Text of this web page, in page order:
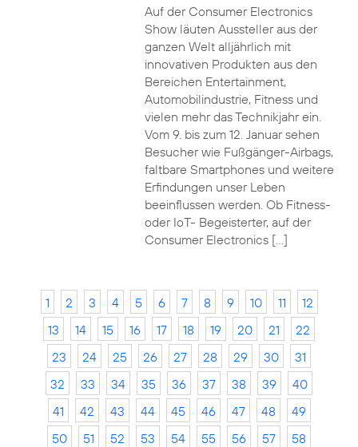
Auf der Consumer Electronics
Show läuten Aussteller aus der
ganzen Welt alljährlich mit
innovativen Produkten aus den
Bereichen Entertainment,
Automobilindustrie, Fitness und
vielen mehr das Technikjahr ein.
Vom 9. bis zum 12. Januar sehen
Besucher wie Fußgänger-Airbags,
faltbare Smartphones und weitere
Erfindungen unser Leben
beeinflussen werden. Ob Fitness-
oder IoT- Begeisterter, auf der
Consumer Electronics […]
1 2 3 4 5 6 7 8 9 10 11
12
13
14 15 16 17 18 19 20 21
22
23
24 25 26 27 28 29 30
31
32
33 34 35 36 37 38 39
40
41
42 43 44 45 46 47 48
49
50
51 52 53 54 55 56 57
58